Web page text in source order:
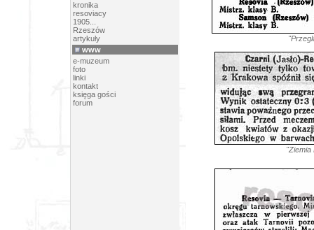
kronika
resoviacy
1905...
Rzeszów
artykuły
www
e-muzeum
foto
linki
kontakt
księga gości
forum
"Ziemia